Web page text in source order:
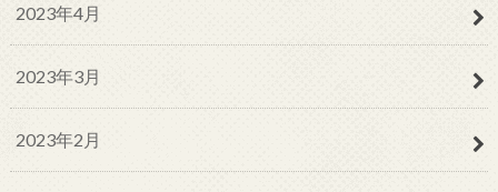
2023年4月
2023年3月
2023年2月